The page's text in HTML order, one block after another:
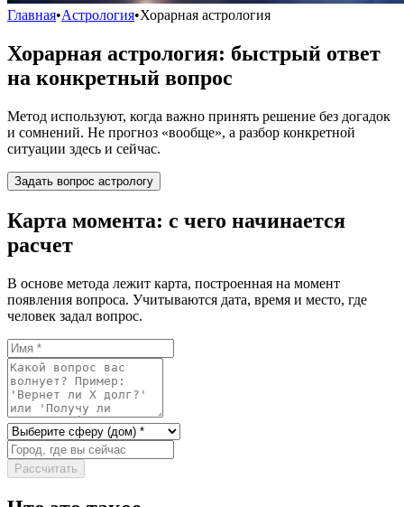
Главная•Астрология•Хорарная астрология
Хорарная астрология: быстрый ответ
на конкретный вопрос
Метод используют, когда важно принять решение без догадок
и сомнений. Не прогноз «вообще», а разбор конкретной
ситуации здесь и сейчас.
Задать вопрос астрологу
Карта момента: с чего начинается
расчет
В основе метода лежит карта, построенная на момент
появления вопроса. Учитываются дата, время и место, где
человек задал вопрос.
Рассчитать